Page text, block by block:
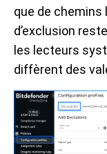
que de
d’exclusion
les lecteurs
diffèrent des